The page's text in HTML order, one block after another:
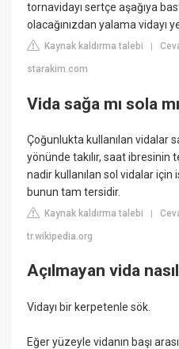
tornavidayı sertçe aşağıya
olacağınızdan yalama vidayı
Kaynak kaldırma talebi |
starakim.com
Vida sağa mı sola
Çoğunlukta kullanılan vidalar
yönünde takılır, saat ibresinin
nadir kullanılan sol vidalar
bunun tam tersidir.
Kaynak kaldırma talebi |
tr.wikipedia.org
Açılmayan vida
Vidayı bir kerpetenle sök.
Eğer yüzeyle vidanın başı